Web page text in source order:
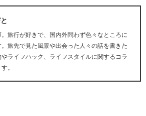
旅行が好きで、国内外問わず色々なところに
旅先で見た風景や出会った人々の話を書きた
ライフハック、ライフスタイルに関するコラ
。